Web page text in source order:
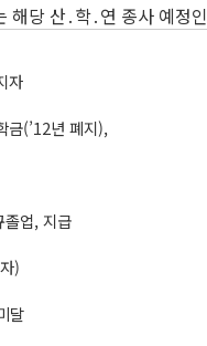
해당 산․학․연 종사 예정
자
금(’12년 폐지),
업, 지급
)
달